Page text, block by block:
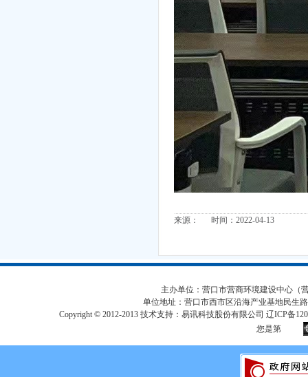
来源： 时间：2022-04-13
主办单位：营口市营商环境建设中心（
单位地址：营口市西市区沿海产业基地民生
Copyright © 2012-2013 技术支持：易讯科技股份有限公司 辽ICP备
您是第